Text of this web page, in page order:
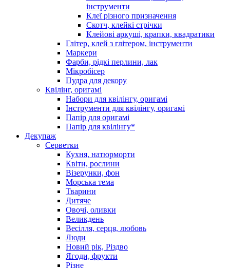
інструменти
Клеї різного призначення
Скотч, клейкі стрічки
Клейові аркуші, крапки, квадратики
Глітер, клей з глітером, інструменти
Маркери
Фарби, рідкі перлини, лак
Мікробісер
Пудра для декору
Квілінг, оригамі
Набори для квілінгу, оригамі
Інструменти для квілінгу, оригамі
Папір для оригамі
Папір для квілінгу*
Декупаж
Серветки
Кухня, натюрморти
Квіти, рослини
Візерунки, фон
Морська тема
Тварини
Дитяче
Овочі, оливки
Великдень
Весілля, серця, любовь
Люди
Новий рік, Різдво
Ягоди, фрукти
Різне